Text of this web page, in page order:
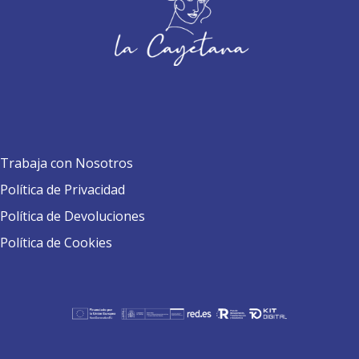
Trabaja con Nosotros
Política de Privacidad
Política de Devoluciones
Política de Cookies